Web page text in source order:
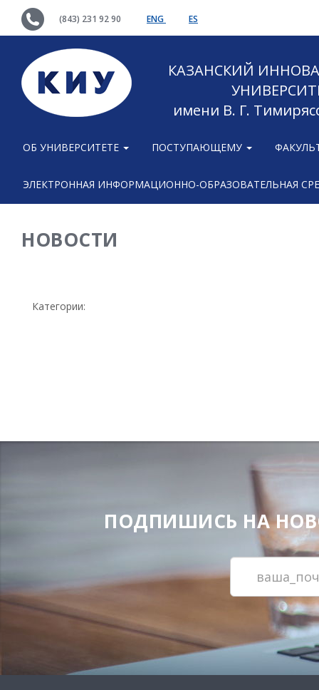
(843) 231 92 90 ENG ES
КАЗАНСКИЙ
имени В. Г.
ОБ УНИВЕРСИТЕТЕ ПОСТУПАЮЩЕМУ
ЭЛЕКТРОННАЯ ИНФОРМАЦИОННО-ОБРАЗОВАТЕЛЬНАЯ
НОВОСТИ
Категории:
ПОДПИШИСЬ НА